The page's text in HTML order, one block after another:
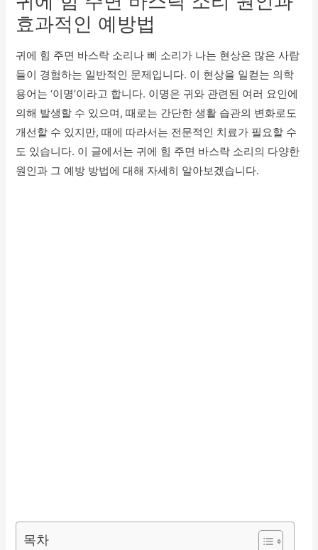
효과적인 예방법
귀에 힘 주면 바스락 소리나 삐 소리가 나는 현상은 많은 사람
들이 경험하는 일반적인 문제입니다. 이 현상을 일컫는 의학
용어는 ‘이명’이라고 합니다. 이명은 귀와 관련된 여러 요인에
의해 발생할 수 있으며, 때로는 간단한 생활 습관의 변화로도
개선할 수 있지만, 때에 따라서는 전문적인 치료가 필요할 수
도 있습니다. 이 글에서는 귀에 힘 주면 바스락 소리의 다양한
원인과 그 예방 방법에 대해 자세히 알아보겠습니다.
목차